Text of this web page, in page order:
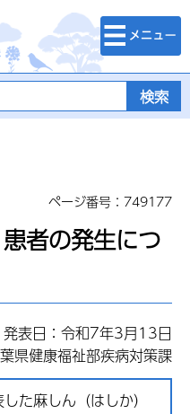
検索・メニュ
ー
ページ番号：749177
者の発生につ
発表日：令和7年3月13日
県健康福祉部疾病対策課
た麻しん（はしか）